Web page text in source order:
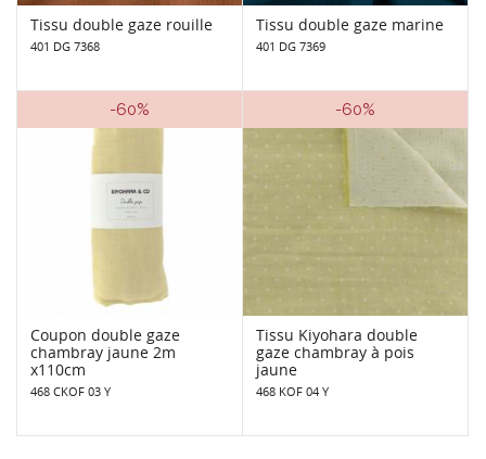
Tissu double gaze rouille
401 DG 7368
Tissu double gaze marine
401 DG 7369
-60%
Coupon double gaze
chambray jaune 2m
x110cm
468 CKOF 03 Y
-60%
Tissu Kiyohara double
gaze chambray à pois
jaune
468 KOF 04 Y